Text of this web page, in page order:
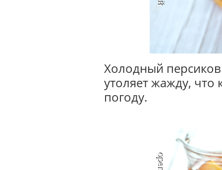
Холодный
утоляет жажду,
погоду.